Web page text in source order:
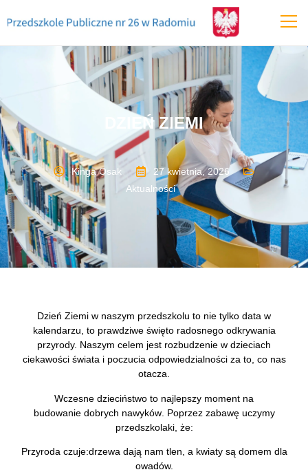
DZIEŃ ZIEMI
Kinga Osak
27 kwietnia, 2026
Aktualności
Dzień Ziemi w naszym przedszkolu to nie tylko data w
kalendarzu, to prawdziwe święto radosnego odkrywania
przyrody. Naszym celem jest rozbudzenie w dzieciach
ciekawości świata i poczucia odpowiedzialności za to, co nas
otacza.
Wczesne dzieciństwo to najlepszy moment na
budowanie dobrych nawyków. Poprzez zabawę uczymy
przedszkolaki, że:
Przyroda czuje:drzewa dają nam tlen, a kwiaty są domem dla
owadów.